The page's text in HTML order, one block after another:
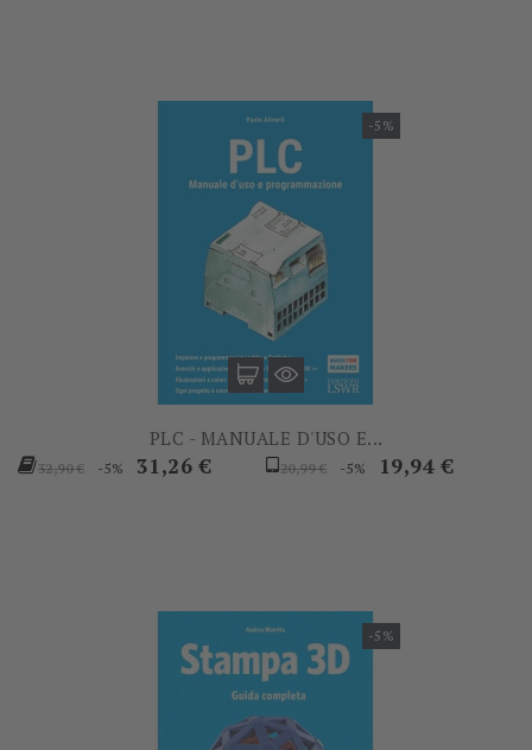
-5%
PLC - MANUALE D'USO E...
Prezzo
32,90 € -5% Prezzo
31,26 €
Prezzo
20,99 € -5% Prezzo
19,94 €
-5%